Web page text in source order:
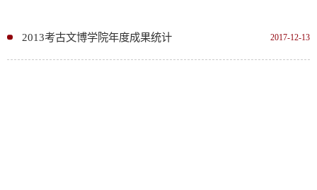
2013考古文博学院年度成果统计 2017-12-13